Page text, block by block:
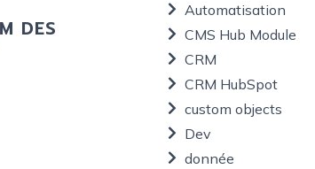
DES
Automatisation
CMS Hub Module
CRM
CRM HubSpot
custom objects
Dev
donnée